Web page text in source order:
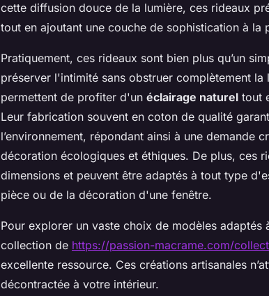
cette diffusion douce de la lumière, ces rideaux
tout en ajoutant une couche de sophistication à la
Pratiquement, ces rideaux sont bien plus qu’un
préserver l'intimité sans obstruer complètement la
permettent de profiter d'un éclairage naturel tout
Leur fabrication souvent en coton de qualité
l’environnement, répondant ainsi à une demande
décoration écologiques et éthiques. De plus, ces
dimensions et peuvent être adaptés à tout type
pièce ou de la décoration d'une fenêtre.
Pour explorer un vaste choix de modèles
collection de https://passion-macrame.com/
excellente ressource. Ces créations artisanales
décontractée à votre intérieur.